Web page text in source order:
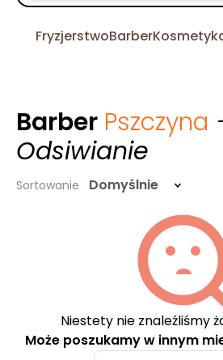
FryzjerstwoBarber
Barber Pszczyna
Odsiwianie
Sortowanie Domyślnie
Niestety nie znaleźliśmy
Może poszukamy w innym